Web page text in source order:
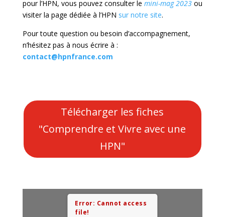
pour l’HPN, vous pouvez consulter le mini-mag 2023ou
visiter la page dédiée à l’HPN sur notre site.
Pour toute question ou besoin d’accompagnement,
n’hésitez pas à nous écrire à :
contact@hpnfrance.com
Télécharger les fiches
"Comprendre et Vivre avec une
HPN"
Error: Cannot access
file!